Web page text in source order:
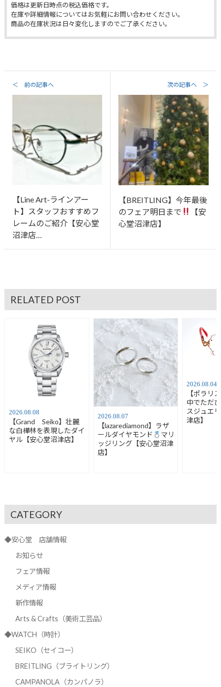
価格は更新日時点の税込価格です。
在庫や詳細情報についてはお気軽にお問い合わせください。
商品の在庫状況は日々変化しますのでご了承ください。
＜ 前の記事へ
【Line Art-ラインアー
ト】スタッフおすすめフ
レームのご紹介【安心堂
沼津店…
次の記事へ ＞
【BREITLING】今年最後
のフェア明日まで
【安
心堂沼津店】
RELATED POST
2026.08.08
【Grand Seiko】壮麗
な白樺林を表現したダイ
ヤル【安心堂沼津店】
2026.08.07
【lazarediamond】ラザ
ールダイヤモンド
マリ
ッジリング【安心堂沼津
店】
2026.08.04
【ポラリ
中でただ
スジュエ
津店】
CATEGORY
◆安心堂 店舗情報
お知らせ
フェア情報
メディア情報
新作情報
Arts & Crafts（美術工芸品）
◆WATCH（時計）
SEIKO（セイコー）
BREITLING（ブライトリング）
CAMPANOLA（カンパノラ）